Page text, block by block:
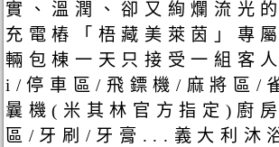
實、溫潤、卻又絢爛流光
充電樁「梧藏美萊茵」專
輛包棟一天只接受一組客
i/停車區/飛鏢機/麻將區/
曩機(米其林官方指定)廚
區/牙刷/牙膏...義大利沐